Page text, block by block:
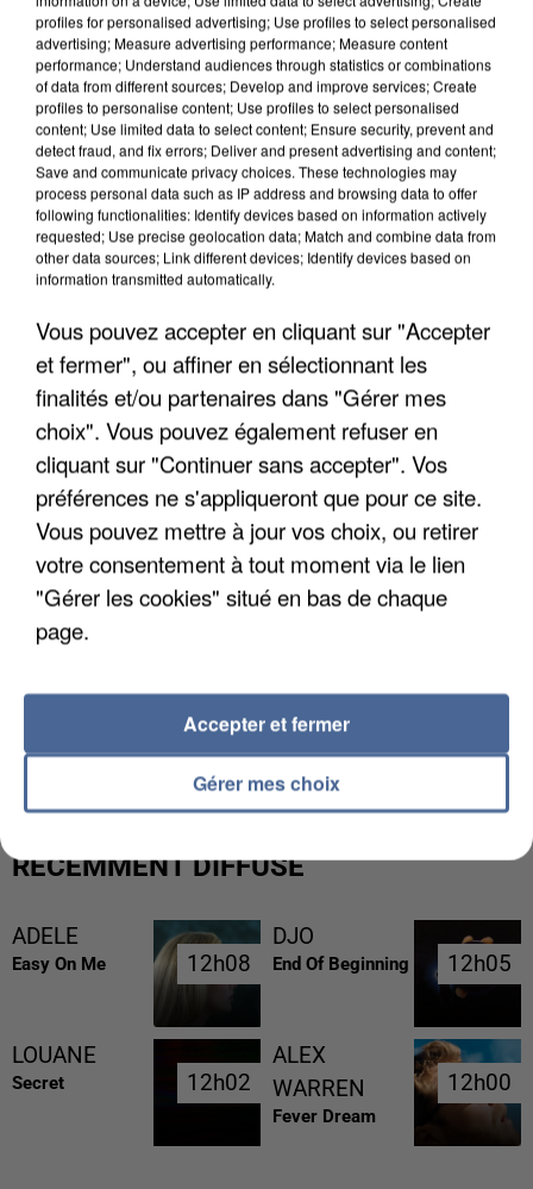
LES DONNÉES DE 300 000 CLIENTS DÉROBÉES À
INTERMARCHÉ APRÈS UNE...
GABRIEL ATTAL ET RAPHAËL GLUCKSMANN
VISÉS PAR DES INGÉRENCES...
RÉCEMMENT DIFFUSÉ
ADELE
Easy On Me 12h08
12h08
DJO
End Of Beginning 12h05
12h05
LOUANE
Secret 12h02
12h02
ALEX
WARREN
Fever Dream
12h00
12h00
profiles for personalised advertising; Use profiles to select personalised
advertising; Measure advertising performance; Measure content
performance; Understand audiences through statistics or combinations
of data from different sources; Develop and improve services; Create
profiles to personalise content; Use profiles to select personalised
content; Use limited data to select content; Ensure security, prevent and
detect fraud, and fix errors; Deliver and present advertising and content;
Save and communicate privacy choices. These technologies may
process personal data such as IP address and browsing data to offer
following functionalities: Identify devices based on information actively
requested; Use precise geolocation data; Match and combine data from
other data sources; Link different devices; Identify devices based on
information transmitted automatically.
Vous pouvez accepter en cliquant sur "Accepter
et fermer", ou affiner en sélectionnant les
finalités et/ou partenaires dans "Gérer mes
choix". Vous pouvez également refuser en
cliquant sur "Continuer sans accepter". Vos
préférences ne s'appliqueront que pour ce site.
Vous pouvez mettre à jour vos choix, ou retirer
votre consentement à tout moment via le lien
"Gérer les cookies" situé en bas de chaque
page.
Gérer mes choix
Accepter et fermer